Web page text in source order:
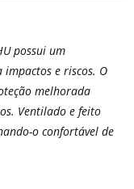
possui um
e riscos. O
melhorada
Ventilado e feito
o confortável de